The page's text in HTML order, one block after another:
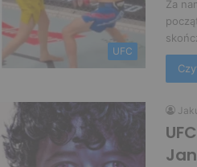
UFC
Za